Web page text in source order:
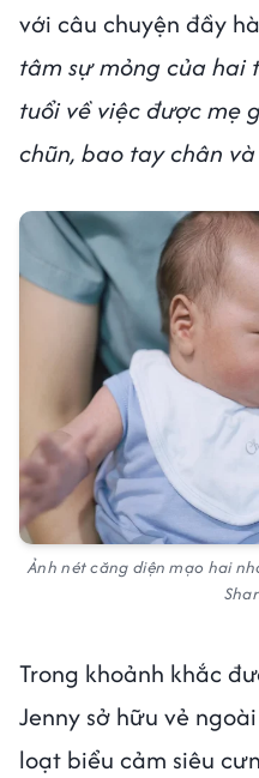
với câu chuyện đầy
tâm sự mỏng của hai
tuổi về việc được mẹ
chũn, bao tay chân
Ảnh nét căng diện mạo hai
Trong khoảnh khắc
Jenny sở hữu vẻ
loạt biểu cảm siêu